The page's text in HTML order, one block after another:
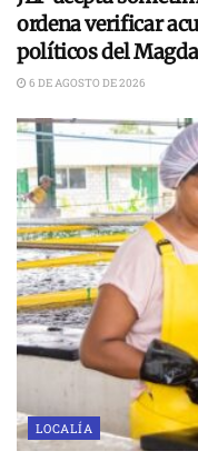
ordena verificar
políticos del
6 DE AGOSTO DE 2026
LOCALÍA